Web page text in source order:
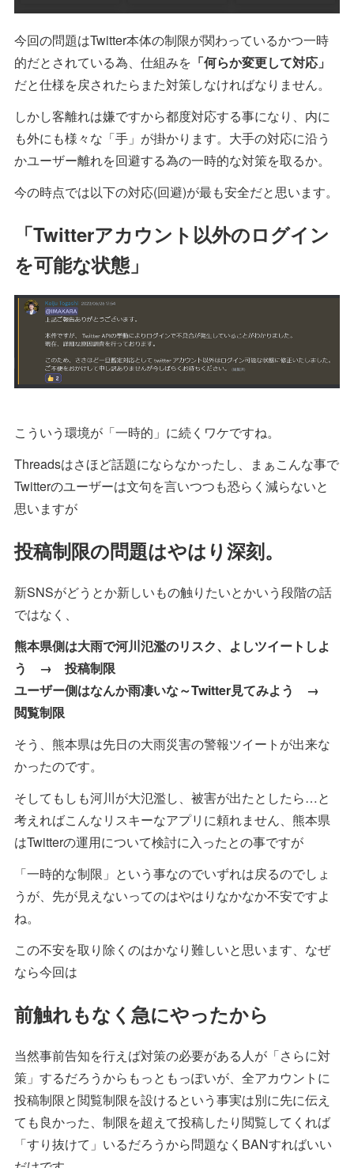
今回の問題はTwitter本体の制限が関わっているかつ一時
的だとされている為、仕組みを 「何らか変更して対応」
だと仕様を戻されたらまた対策しなければなりません。
しかし客離れは嫌ですから都度対応する事になり、内に
も外にも様々な「手」が掛かります。大手の対応に沿う
かユーザー離れを回避する為の一時的な対策を取るか。
今の時点では以下の対応(回避)が最も安全だと思います。
「Twitterアカウント以外のログイン
を可能な状態」
こういう環境が「一時的」に続くワケですね。
Threadsはさほど話題にならなかったし、まぁこんな事で
Twitterのユーザーは文句を言いつつも恐らく減らないと
思いますが
投稿制限の問題はやはり深刻。
新SNSがどうとか新しいもの触りたいとかいう段階の話
ではなく、
熊本県側は大雨で河川氾濫のリスク、よしツイートしよ
う → 投稿制限
ユーザー側はなんか雨凄いな～Twitter見てみよう →
閲覧制限
そう、熊本県は先日の大雨災害の警報ツイートが出来な
かったのです。
そしてもしも河川が大氾濫し、被害が出たとしたら…と
考えればこんなリスキーなアプリに頼れません、熊本県
はTwitterの運用について検討に入ったとの事ですが
「一時的な制限」という事なのでいずれは戻るのでしょ
うが、先が見えないってのはやはりなかなか不安ですよ
ね。
この不安を取り除くのはかなり難しいと思います、なぜ
なら今回は
前触れもなく急にやったから
当然事前告知を行えば対策の必要がある人が「さらに対
策」するだろうからもっともっぽいが、全アカウントに
投稿制限と閲覧制限を設けるという事実は別に先に伝え
ても良かった、制限を超えて投稿したり閲覧してくれば
「すり抜けて」いるだろうから問題なくBANすればいい